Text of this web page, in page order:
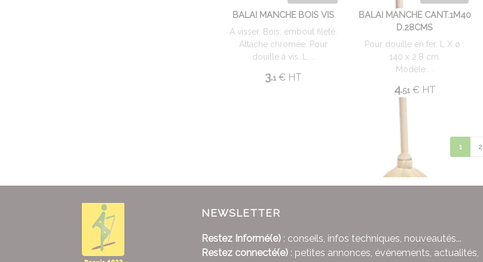
BALAI MANCHE BOIS VIS
A visser. Bois, embout fileté.
Attache chromée. Pour
douille à vis. L ...
3.1 € HT
BALAI MANCHE CANT.1M40
D.28CMS
Pour douille en fer. L X ø :
140 x 2,8 cm.
Modèle ...
4.51 €HT
1 2
NEWSLETTER
Restez Informé(e) : conseils, infos techniques, nouveautés...
Restez connecté(e) : petites annonces, événements, actualités,